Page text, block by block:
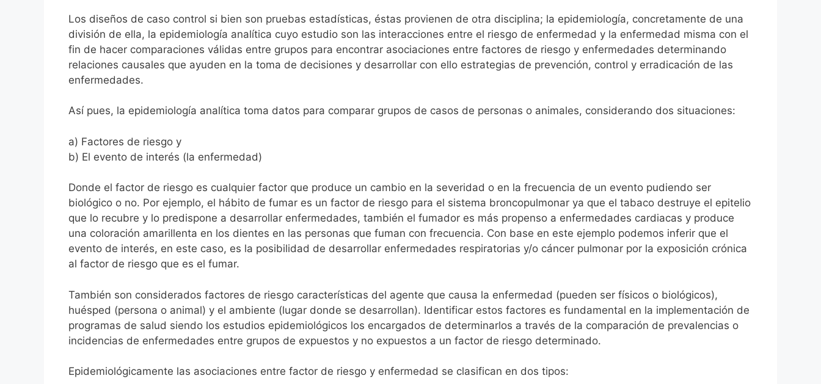
Los diseños de caso control si bien son pruebas estadísticas, éstas provienen de otra disciplina; la epidemiología, concretamente de una
división de ella, la epidemiología analítica cuyo estudio son las interacciones entre el riesgo de enfermedad y la enfermedad misma con el
fin de hacer comparaciones válidas entre grupos para encontrar asociaciones entre factores de riesgo y enfermedades determinando
relaciones causales que ayuden en la toma de decisiones y desarrollar con ello estrategias de prevención, control y erradicación de las
enfermedades.
Así pues, la epidemiología analítica toma datos para comparar grupos de casos de personas o animales, considerando dos situaciones:
a) Factores de riesgo y
b) El evento de interés (la enfermedad)
Donde el factor de riesgo es cualquier factor que produce un cambio en la severidad o en la frecuencia de un evento pudiendo ser
biológico o no. Por ejemplo, el hábito de fumar es un factor de riesgo para el sistema broncopulmonar ya que el tabaco destruye el epitelio
que lo recubre y lo predispone a desarrollar enfermedades, también el fumador es más propenso a enfermedades cardiacas y produce
una coloración amarillenta en los dientes en las personas que fuman con frecuencia. Con base en este ejemplo podemos inferir que el
evento de interés, en este caso, es la posibilidad de desarrollar enfermedades respiratorias y/o cáncer pulmonar por la exposición crónica
al factor de riesgo que es el fumar.
También son considerados factores de riesgo características del agente que causa la enfermedad (pueden ser físicos o biológicos),
huésped (persona o animal) y el ambiente (lugar donde se desarrollan). Identificar estos factores es fundamental en la implementación de
programas de salud siendo los estudios epidemiológicos los encargados de determinarlos a través de la comparación de prevalencias o
incidencias de enfermedades entre grupos de expuestos y no expuestos a un factor de riesgo determinado.
Epidemiológicamente las asociaciones entre factor de riesgo y enfermedad se clasifican en dos tipos: